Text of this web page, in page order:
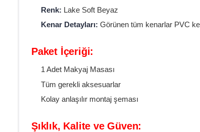
Renk: Lake Soft Beyaz
Kenar Detayları: Görünen tüm kenarlar PVC
Paket İçeriği:
1 Adet Makyaj Masası
Tüm gerekli aksesuarlar
Kolay anlaşılır montaj şeması
Şıklık, Kalite ve Güven: